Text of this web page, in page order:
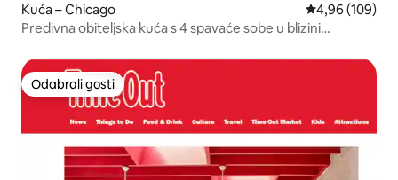
Kuća – Chicago Prosječna
4,96 (109)
Predivna obiteljska kuća s 4 spavaće sobe u blizini
Odabrali gosti
Odabrali gosti